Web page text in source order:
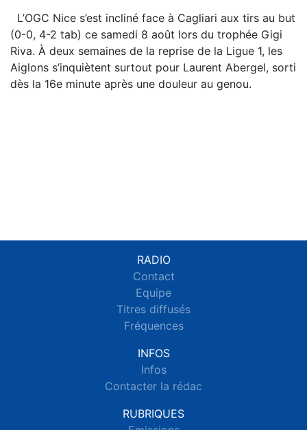
L’OGC Nice s’est incliné face à Cagliari aux tirs au but
(0-0, 4-2 tab) ce samedi 8 août lors du trophée Gigi
Riva. À deux semaines de la reprise de la Ligue 1, les
Aiglons s’inquiètent surtout pour Laurent Abergel, sorti
dès la 16e minute après une douleur au genou.
RADIO
Contact
Equipe
Titres diffusés
Fréquences
INFOS
Infos
Contacter la rédac
RUBRIQUES